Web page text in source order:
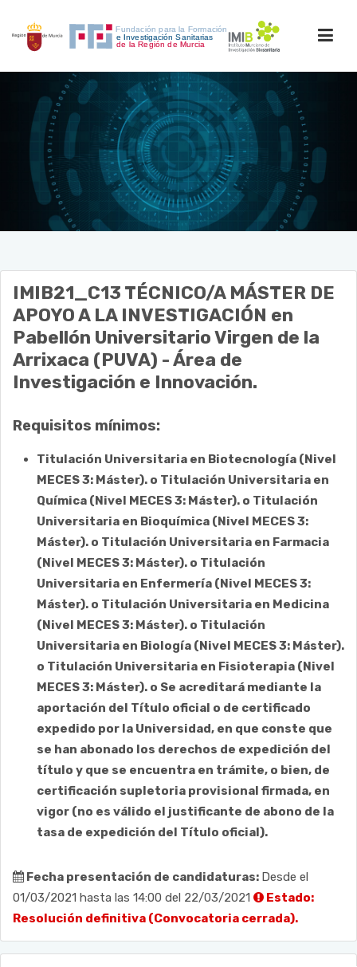
INICIO
ACCESO PERSONAL
IMIB21_C13 TÉCNICO/A MÁSTER DE
APOYO A LA INVESTIGACIÓN en
Pabellón Universitario Virgen de la
Arrixaca (PUVA) -Área de
Investigación e Innovación.
Requisitos mínimos:
Titulación Universitaria en Biotecnología (Nivel
MECES 3: Máster). o Titulación Universitaria en
Química (Nivel MECES 3: Máster). o Titulación
Universitaria en Bioquímica (Nivel MECES 3:
Máster). o Titulación Universitaria en Farmacia
(Nivel MECES 3: Máster). o Titulación
Universitaria en Enfermería (Nivel MECES 3:
Máster). o Titulación Universitaria en Medicina
(Nivel MECES 3: Máster). o Titulación
Universitaria en Biología (Nivel MECES 3: Máster).
o Titulación Universitaria en Fisioterapia (Nivel
MECES 3: Máster). o Se acreditará mediante la
aportación del Título oficial o de certificado
expedido por la Universidad, en que conste que
se han abonado los derechos de expedición del
título y que se encuentra en trámite, o bien, de
certificación supletoria provisional firmada, en
vigor (no es válido el justificante de abono de la
tasa de expedición del Título oficial).
Fecha presentación de candidaturas: Desde el
01/03/2021 hasta las 14:00 del 22/03/2021
Estado:
Resolución definitiva (Convocatoria cerrada).